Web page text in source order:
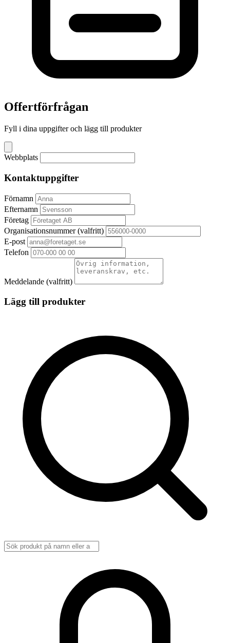
Offertförfrågan
Fyll i dina uppgifter och lägg till produkter
Webbplats
Kontaktuppgifter
Förnamn
Efternamn
Företag
Organisationsnummer(valfritt)
E-post
Telefon
Meddelande (valfritt)
Lägg till produkter